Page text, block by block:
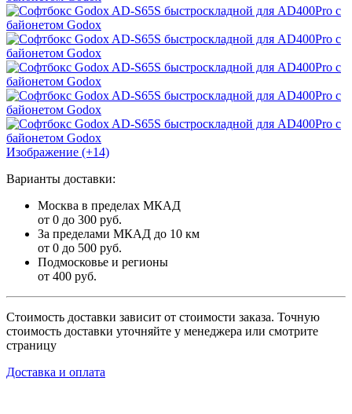
Изображение (+14)
Варианты доставки:
Москва в пределах МКАД
от 0 до 300 руб.
За пределами МКАД до 10 км
от 0 до 500 руб.
Подмосковье и регионы
от 400 руб.
Стоимость доставки зависит от стоимости заказа. Точную
стоимость доставки уточняйте у менеджера или смотрите
страницу
Доставка и оплата